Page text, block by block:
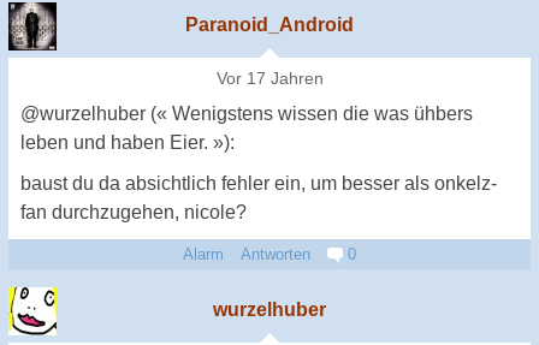
Paranoid_Android
Vor 17 Jahren
@wurzelhuber (« Wenigstens wissen die was ühbers
leben und haben Eier. »):
baust du da absichtlich fehler ein, um besser als onkelz-
fan durchzugehen, nicole?
Alarm Antworten 0
wurzelhuber